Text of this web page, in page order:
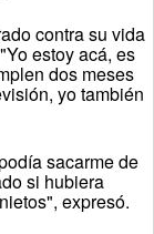
contra su vida
estoy acá, es
dos meses
yo también
sacarme de
si hubiera
expresó.